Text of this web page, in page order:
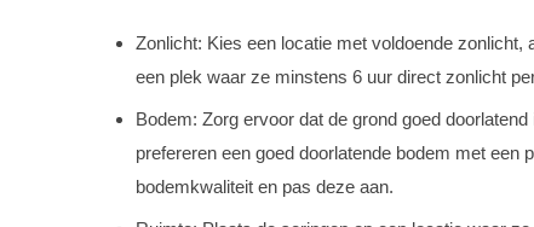
Zonlicht: Kies een locatie met voldoende
een plek waar ze minstens 6 uur direct zonlicht
Bodem: Zorg ervoor dat de grond goed
prefereren een goed doorlatende bodem met een
bodemkwaliteit en pas deze aan.